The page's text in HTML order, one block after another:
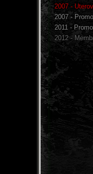
2007 -
2007 -
2011 -
2012 -